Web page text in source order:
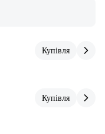
Купівля
Купівля